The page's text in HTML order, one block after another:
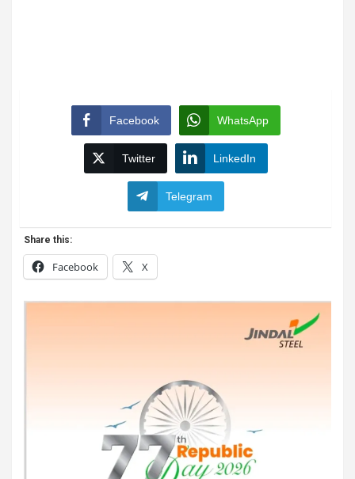
Facebook WhatsApp
Twitter LinkedIn
Telegram
Share this:
Facebook X